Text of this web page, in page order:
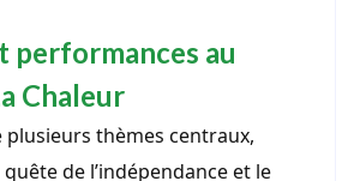
performances au
Chaleur
plusieurs thèmes centraux,
de l’indépendance et le